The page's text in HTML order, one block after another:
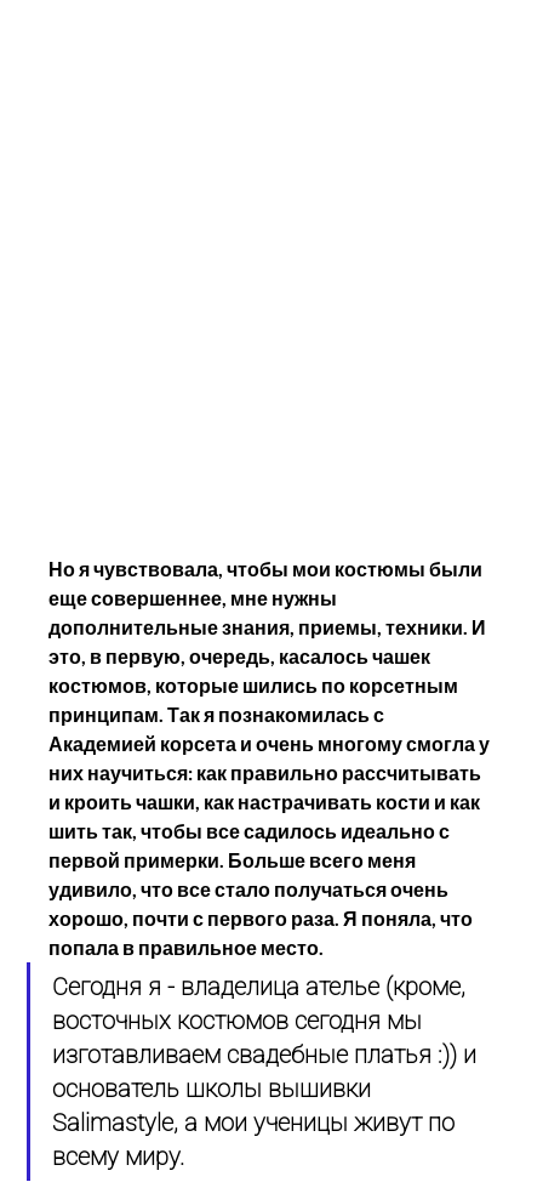
Но я чувствовала, чтобы мои костюмы были
еще совершеннее, мне нужны
дополнительные знания, приемы, техники. И
это, в первую, очередь, касалось чашек
костюмов, которые шились по корсетным
принципам. Так я познакомилась с
Академией корсета и очень многому смогла у
них научиться: как правильно рассчитывать
и кроить чашки, как настрачивать кости и как
шить так, чтобы все садилось идеально с
первой примерки. Больше всего меня
удивило, что все стало получаться очень
хорошо, почти с первого раза. Я поняла, что
попала в правильное место.
Сегодня я - владелица ателье (кроме,
восточных костюмов сегодня мы
изготавливаем свадебные платья :)) и
основатель школы вышивки
Salimastyle, а мои ученицы живут по
всему миру.